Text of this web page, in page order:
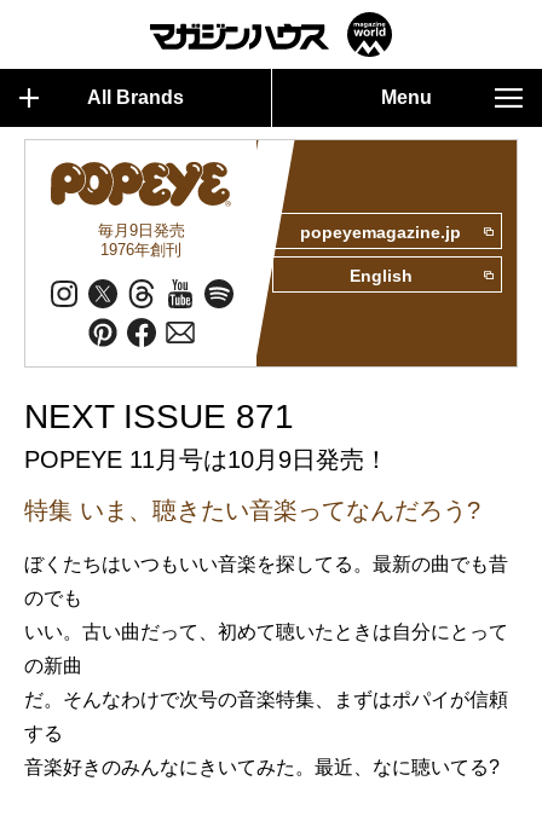
All Brands Menu
毎月9日発売
1976年創刊
popeyemagazine.jp
English
NEXT ISSUE 871
POPEYE 11月号は10月9日発売！
特集 いま、聴きたい音楽ってなんだろう?
ぼくたちはいつもいい音楽を探してる。最新の曲でも昔
のでも
いい。古い曲だって、初めて聴いたときは自分にとって
の新曲
だ。そんなわけで次号の音楽特集、まずはポパイが信頼
する
音楽好きのみんなにきいてみた。最近、なに聴いてる?